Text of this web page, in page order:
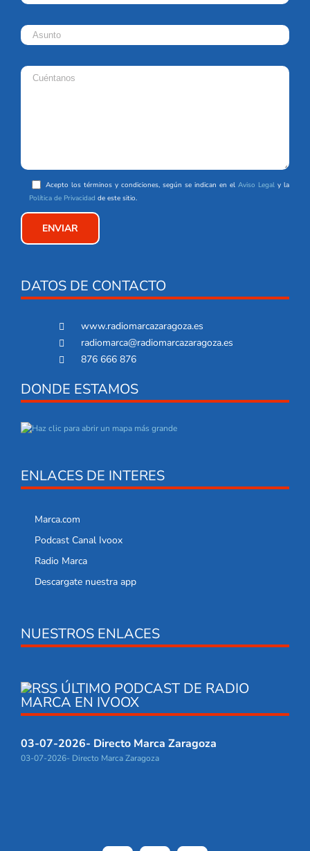
Acepto los términos y condiciones, según se indican en el Aviso Legal y la
Política de Privacidad de este sitio.
DATOS DE CONTACTO
www.radiomarcazaragoza.es
radiomarca@radiomarcazaragoza.es
876 666 876
DONDE ESTAMOS
ENLACES DE INTERES
Marca.com
Podcast Canal Ivoox
Radio Marca
Descargate nuestra app
NUESTROS ENLACES
ÚLTIMO PODCAST DE RADIO
MARCA EN IVOOX
03-07-2026- Directo Marca Zaragoza
03-07-2026- Directo Marca Zaragoza